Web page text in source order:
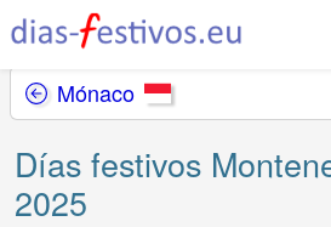
Mónaco
Días festivos
2025